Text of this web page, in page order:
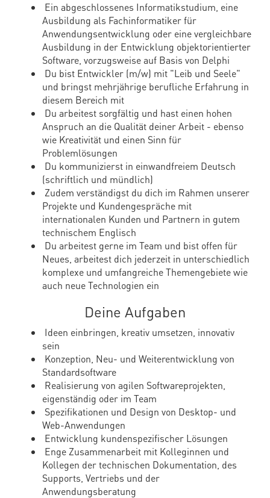
Ein abgeschlossenes Informatikstudium, eine
Ausbildung als Fachinformatiker für
Anwendungsentwicklung oder eine vergleichbare
Ausbildung in der Entwicklung objektorientierter
Software, vorzugsweise auf Basis von Delphi
Du bist Entwickler (m/w) mit "Leib und Seele"
und bringst mehrjährige berufliche Erfahrung in
diesem Bereich mit
Du arbeitest sorgfältig und hast einen hohen
Anspruch an die Qualität deiner Arbeit - ebenso
wie Kreativität und einen Sinn für
Problemlösungen
Du kommunizierst in einwandfreiem Deutsch
(schriftlich und mündlich)
Zudem verständigst du dich im Rahmen unserer
Projekte und Kundengespräche mit
internationalen Kunden und Partnern in gutem
technischem Englisch
Du arbeitest gerne im Team und bist offen für
Neues, arbeitest dich jederzeit in unterschiedlich
komplexe und umfangreiche Themengebiete wie
auch neue Technologien ein
Deine Aufgaben
Ideen einbringen, kreativ umsetzen, innovativ
sein
Konzeption, Neu- und Weiterentwicklung von
Standardsoftware
Realisierung von agilen Softwareprojekten,
eigenständig oder im Team
Spezifikationen und Design von Desktop- und
Web-Anwendungen
Entwicklung kundenspezifischer Lösungen
Enge Zusammenarbeit mit Kolleginnen und
Kollegen der technischen Dokumentation, des
Supports, Vertriebs und der
Anwendungsberatung